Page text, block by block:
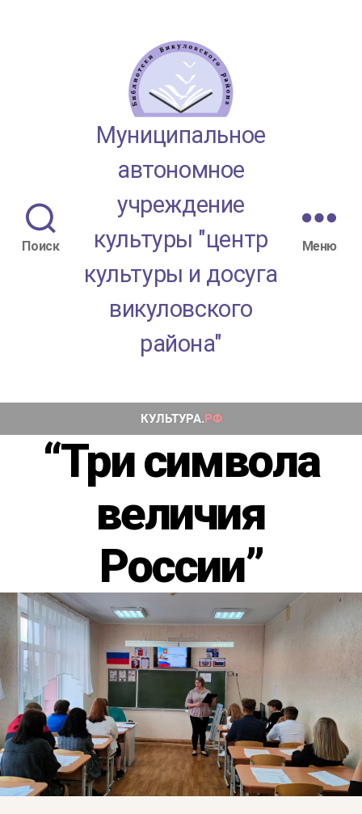
Поиск
МАУК
"ЦКД
района"
Муниципальное
автономное
учреждение
культуры "центр
культуры и досуга
викуловского
района"
Меню
“Три символа
величия
России”